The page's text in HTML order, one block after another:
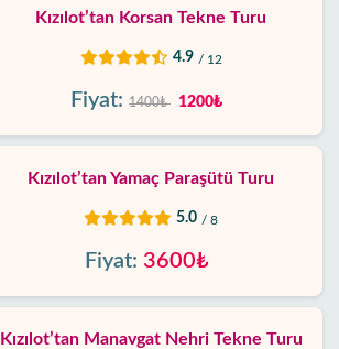
Kızılot’tan Korsan Tekne Turu
4.9 / 12
Fiyat: 1400₺ 1200₺
Kızılot’tan Yamaç Paraşütü Turu
5.0 / 8
Fiyat: 3600₺
Kızılot’tan Manavgat Nehri Tekne Turu